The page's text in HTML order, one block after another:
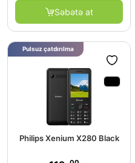
Səbətə at
Philips Xenium X280 Black
Pulsuz çatdırılma